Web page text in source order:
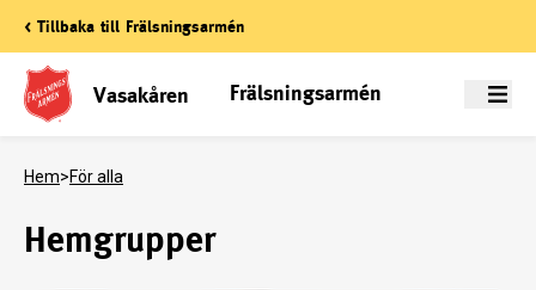
< Tillbaka till Frälsningsarmén
Vasakåren Frälsningsarmén Meny
Hem>För alla
Hemgrupper